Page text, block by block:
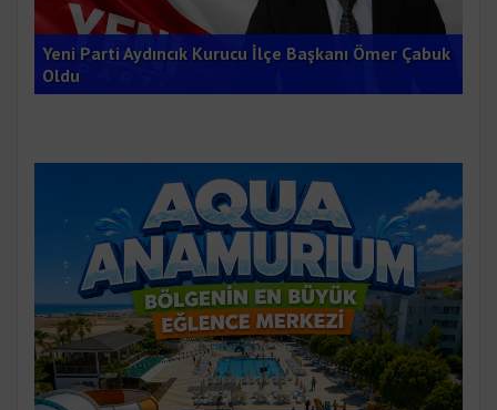
Yeni Parti Aydıncık Kurucu İlçe Başkanı Ömer Çabuk
Oldu